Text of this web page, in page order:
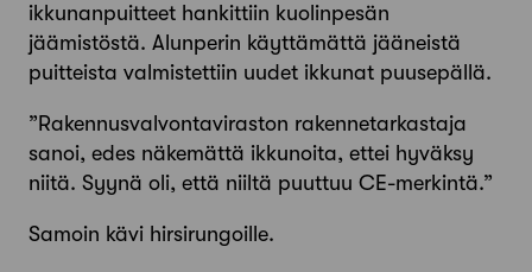
ikkunanpuitteet hankittiin kuolinpesän
jäämistöstä. Alunperin käyttämättä jääneistä
puitteista valmistettiin uudet ikkunat puusepällä.
”Rakennusvalvontaviraston rakennetarkastaja
sanoi, edes näkemättä ikkunoita, ettei hyväksy
niitä. Syynä oli, että niiltä puuttuu CE-merkintä.”
Samoin kävi hirsirungoille.